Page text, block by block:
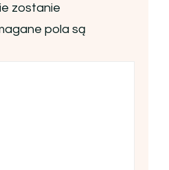
zostanie
pola są